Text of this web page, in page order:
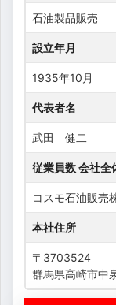
石油製品販売
設立年月
1935年10月
代表者名
武田 健二
従業員数 会社全
コスモ石油販
本社住所
〒3703524
群馬県高崎市中